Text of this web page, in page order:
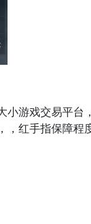
游戏交易平台
红手指保障程